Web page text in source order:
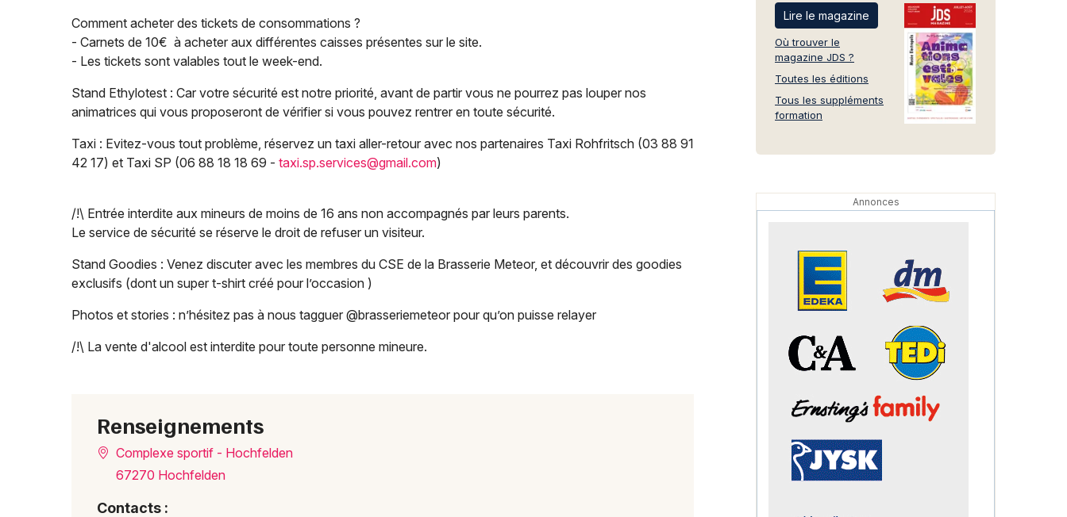
Comment acheter des tickets de consommations ?
- Carnets de 10€ à acheter aux différentes caisses présentes sur le site.
- Les tickets sont valables tout le week-end.
Stand Ethylotest : Car votre sécurité est notre priorité, avant de partir vous ne pourrez pas louper nos
animatrices qui vous proposeront de vérifier si vous pouvez rentrer en toute sécurité.
Taxi : Evitez-vous tout problème, réservez un taxi aller-retour avec nos partenaires Taxi Rohfritsch (03 88 91
42 17) et Taxi SP (06 88 18 18 69 - taxi.sp.services@gmail.com)
/!\ Entrée interdite aux mineurs de moins de 16 ans non accompagnés par leurs parents.
Le service de sécurité se réserve le droit de refuser un visiteur.
Stand Goodies : Venez discuter avec les membres du CSE de la Brasserie Meteor, et découvrir des goodies
exclusifs (dont un super t-shirt créé pour l’occasion )
Photos et stories : n’hésitez pas à nous tagguer @brasseriemeteor pour qu’on puisse relayer
/!\ La vente d'alcool est interdite pour toute personne mineure.
Renseignements
Complexe sportif - Hochfelden
67270 Hochfelden
Contacts :
Lire le magazine
Où trouver le
magazine JDS ?
Toutes les éditions
Tous les suppléments
formation